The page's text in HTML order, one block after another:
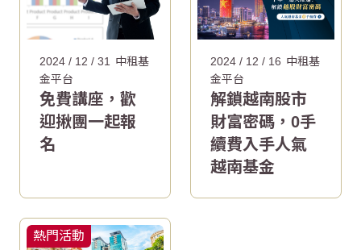
2024 / 12 / 31
中租基
金平台
免費講座，歡
迎揪團一起報
名
2024 / 12 / 16 中租基
金平台
解鎖越南股市
財富密碼，0手
續費入手人氣
越南基金
熱門活動